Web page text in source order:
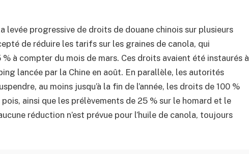
progressive de droits de douane chinois sur plusieurs
de réduire les tarifs sur les graines de canola, qui
% à compter du mois de mars. Ces droits avaient été instaurés à
lancée par la Chine en août. En parallèle, les autorités
au moins jusqu’à la fin de l’année, les droits de 100 %
ainsi que les prélèvements de 25 % sur le homard et le
réduction n’est prévue pour l’huile de canola, toujours